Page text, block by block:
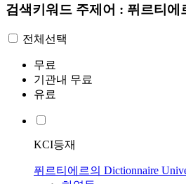
검색키워드 주제어 : 퓌르티에
전체선택
무료
기관내 무료
유료
KCI등재
퓌르티에르의 Dictionnaire